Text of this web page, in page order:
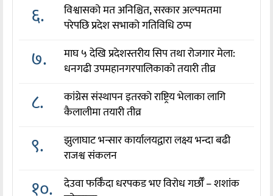
६.
विश्वासको मत अनिश्चित, सरकार अल्पमतमा
परेपछि प्रदेश सभाको गतिविधि ठप्प
७.
माघ ५ देखि प्रदेशस्तरीय सिप तथा रोजगार मेला:
धनगढी उपमहानगरपालिकाको तयारी तीव्र
८.
कांग्रेस संस्थापन इतरको राष्ट्रिय भेलाका लागि
कैलालीमा तयारी तीव्र
९.
झुलाघाट भन्सार कार्यालयद्वारा लक्ष्य भन्दा बढी
राजश्व संकलन
१०.
देउवा फर्किँदा धरपकड भए विरोध गर्छौँं – शशांक